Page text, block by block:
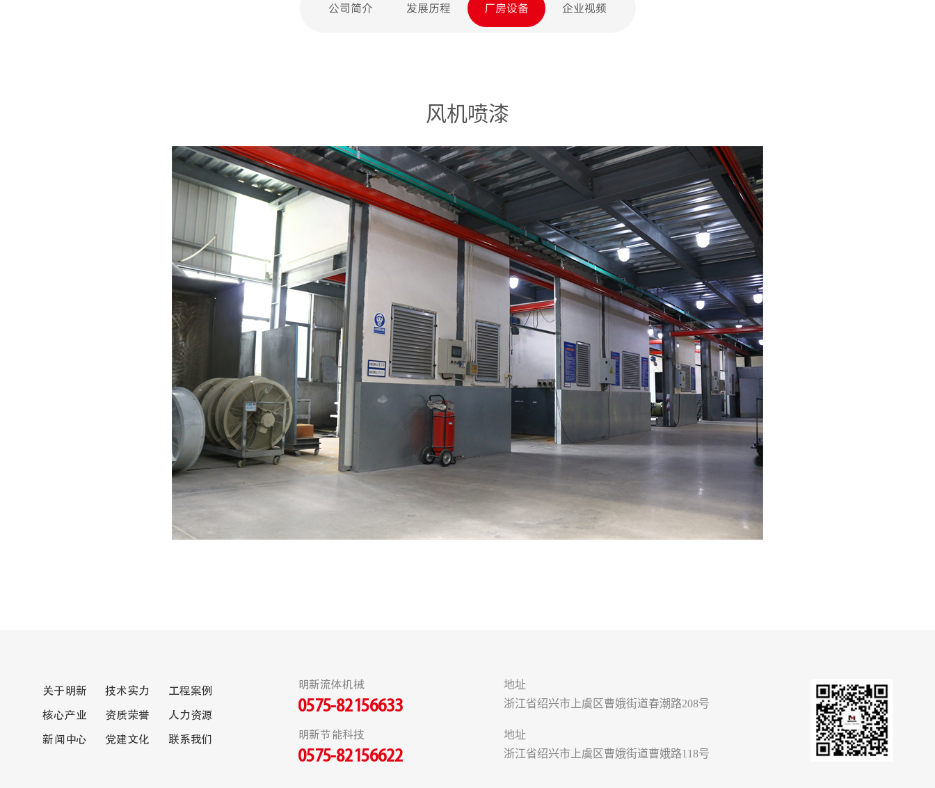
公司简介 发展历程 厂房设备 企业视频
风机喷漆
关于明新
核心产业
新闻中心
技术实力
资质荣誉
党建文化
工程案例
人力资源
联系我们
明新流体机械
0575-82156633
明新节能科技
0575-82156622
地址
浙江省绍兴市上虞区曹娥街道春潮路208号
地址
浙江省绍兴市上虞区曹娥街道曹娥路118号